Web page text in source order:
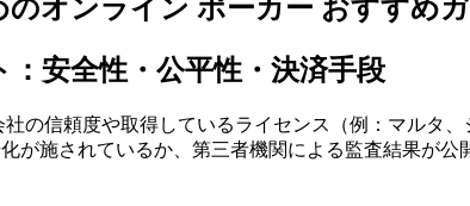
オンライン ポーカー おすすめ
安全性・公平性・決済手段
社の信頼度や取得しているライセンス（例：マルタ
が施されているか、第三者機関による監査結果が